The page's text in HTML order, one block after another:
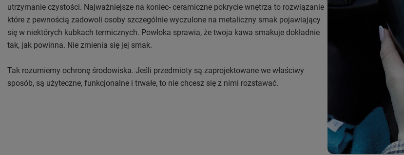
utrzymanie czystości. Najważniejsze na koniec- ceramiczne pokrycie wnętrza to rozwiązanie
które z pewnością zadowoli osoby szczególnie wyczulone na metaliczny smak pojawiający
się w niektórych kubkach termicznych. Powłoka sprawia, że twoja kawa smakuje dokładnie
tak, jak powinna. Nie zmienia się jej smak.
Tak rozumiemy ochronę środowiska. Jeśli przedmioty są zaprojektowane we właściwy
sposób, są użyteczne, funkcjonalne i trwałe, to nie chcesz się z nimi rozstawać.